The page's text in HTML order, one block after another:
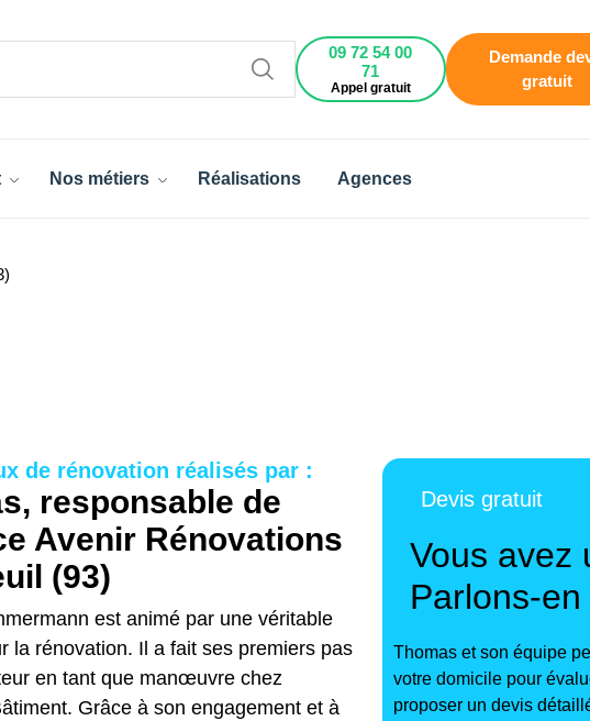
09 72 54 00
71
Appel gratuit
Demande
gratuit
Nos métiers Réalisations Agences
de rénovation réalisés par :
responsable de
Avenir Rénovations
(93)
est animé par une véritable
la rénovation. Il a fait ses premiers pas
en tant que manœuvre chez
Grâce à son engagement et à
Devis gratuit
Vous avez
Parlons-en
Thomas et son équipe
votre domicile pour
proposer un devis